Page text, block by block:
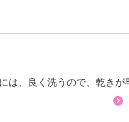
、良く洗うので、乾きが